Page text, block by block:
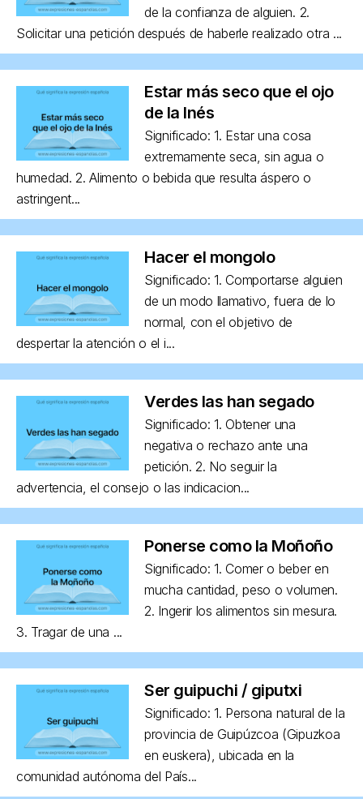
de la confianza de alguien. 2.
Solicitar una petición después de haberle realizado otra ...
Estar más seco que el ojo
de la Inés
Significado: 1. Estar una cosa
extremamente seca, sin agua o
humedad. 2. Alimento o bebida que resulta áspero o
astringent...
Hacer el mongolo
Significado: 1. Comportarse alguien
de un modo llamativo, fuera de lo
normal, con el objetivo de
despertar la atención o el i...
Verdes las han segado
Significado: 1. Obtener una
negativa o rechazo ante una
petición. 2. No seguir la
advertencia, el consejo o las indicacion...
Ponerse como la Moñoño
Significado: 1. Comer o beber en
mucha cantidad, peso o volumen.
2. Ingerir los alimentos sin mesura.
3. Tragar de una ...
Ser guipuchi / giputxi
Significado: 1. Persona natural de la
provincia de Guipúzcoa (Gipuzkoa
en euskera), ubicada en la
comunidad autónoma del País...